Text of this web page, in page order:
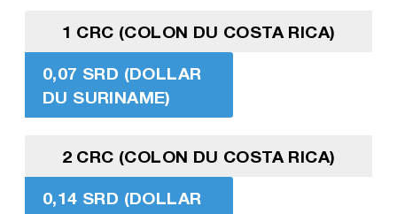
1 CRC (COLON DU COSTA RICA)
0,07 SRD (DOLLAR
DU SURINAME)
2 CRC (COLON DU COSTA RICA)
0,14 SRD (DOLLAR